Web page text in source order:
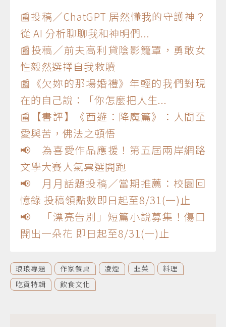
📰投稿／ChatGPT 居然懂我的守護神？
從 AI 分析聊聊我和神明們...
📰投稿／前夫高利貸陰影籠罩，勇敢女
性毅然選擇自我救贖
📰《欠妳的那場婚禮》年輕的我們對現
在的自己說：「你怎麼把人生...
📰【書評】《西遊：降魔篇》：人間至
愛與苦，佛法之頓悟
📢 為喜愛作品應援！第五屆兩岸網路
文學大賽人氣票選開跑
📢 月月話題投稿／當期推薦：校園回
憶錄 投稿領點數即日起至8/31(一)止
📢 「漂亮告別」短篇小說募集！傷口
開出一朵花 即日起至8/31(一)止
琅琅專題 作家餐桌 凌煙 韭菜
料理
吃貨特輯
飲食文化